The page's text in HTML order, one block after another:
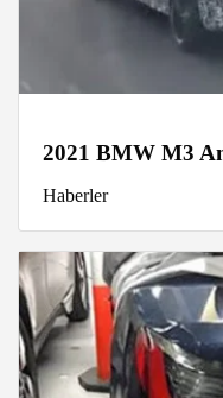
2021 BMW M3
Haberler